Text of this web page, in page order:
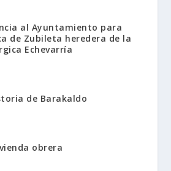
al Ayuntamiento para
de Zubileta heredera de la
Echevarría
de Barakaldo
obrera